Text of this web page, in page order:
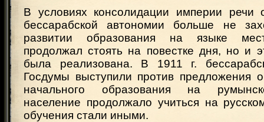
В условиях консолидации империи речи
бессарабской автономии больше не
развитии образования на языке
продолжал стоять на повестке дня, но и
была реализована. В 1911 г.
Госдумы выступили против предложения
начального образования на
население продолжало учиться на
обучения стали иными.